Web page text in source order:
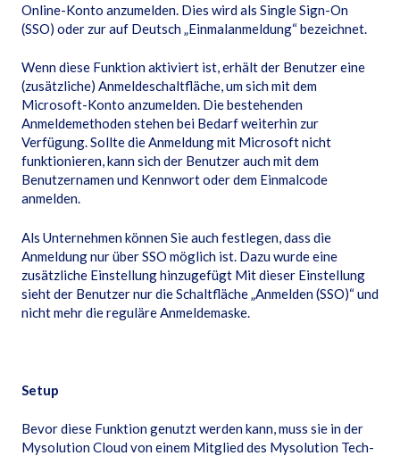
Online-Konto anzumelden. Dies wird als Single Sign-On
(SSO) oder zur auf Deutsch „Einmalanmeldung“ bezeichnet.
Wenn diese Funktion aktiviert ist, erhält der Benutzer eine
(zusätzliche) Anmeldeschaltfläche, um sich mit dem
Microsoft-Konto anzumelden. Die bestehenden
Anmeldemethoden stehen bei Bedarf weiterhin zur
Verfügung. Sollte die Anmeldung mit Microsoft nicht
funktionieren, kann sich der Benutzer auch mit dem
Benutzernamen und Kennwort oder dem Einmalcode
anmelden.
Als Unternehmen können Sie auch festlegen, dass die
Anmeldung nur über SSO möglich ist. Dazu wurde eine
zusätzliche Einstellung hinzugefügt Mit dieser Einstellung
sieht der Benutzer nur die Schaltfläche „Anmelden (SSO)“ und
nicht mehr die reguläre Anmeldemaske.
Setup
Bevor diese Funktion genutzt werden kann, muss sie in der
Mysolution Cloud von einem Mitglied des Mysolution Tech-